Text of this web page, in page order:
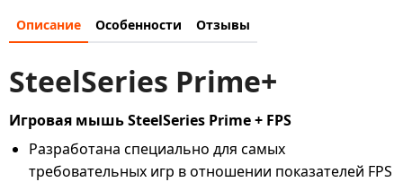
Описание Особенности Отзывы
SteelSeries Prime+
Игровая мышь SteelSeries Prime + FPS
Разработана специально для самых
требовательных игр в отношении показателей FPS